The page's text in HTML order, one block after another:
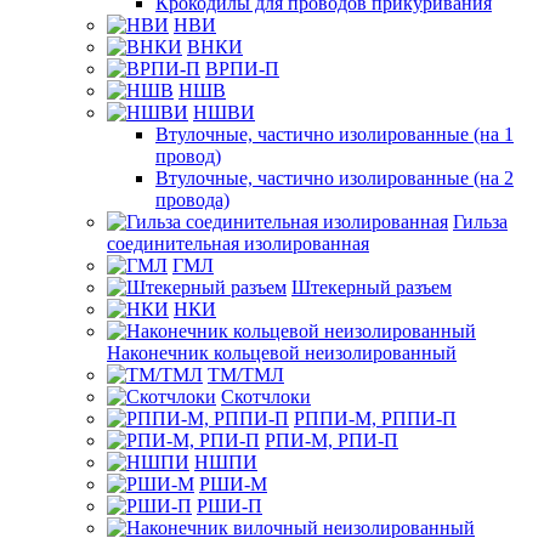
НВИ
ВНКИ
ВРПИ-П
НШВ
НШВИ
Втулочные, частично изолированные (на 1
провод)
Втулочные, частично изолированные (на 2
провода)
Гильза
соединительная изолированная
ГМЛ
Штекерный разъем
НКИ
Наконечник кольцевой неизолированный
ТМ/ТМЛ
Скотчлоки
РППИ-М, РППИ-П
РПИ-М, РПИ-П
НШПИ
РШИ-М
РШИ-П